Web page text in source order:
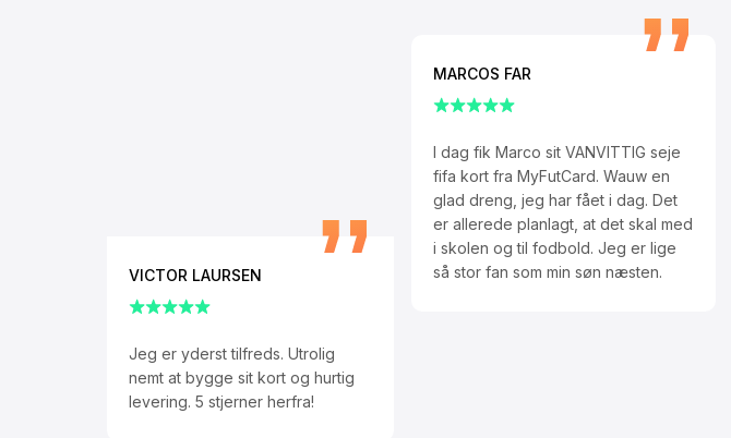
VICTOR LAURSEN
Jeg er yderst tilfreds. Utrolig
nemt at bygge sit kort og hurtig
levering. 5 stjerner herfra!
MARCOS FAR
I dag fik Marco sit VANVITTIG seje
fifa kort fra MyFutCard. Wauw en
glad dreng, jeg har fået i dag. Det
er allerede planlagt, at det skal med
i skolen og til fodbold. Jeg er lige
så stor fan som min søn næsten.